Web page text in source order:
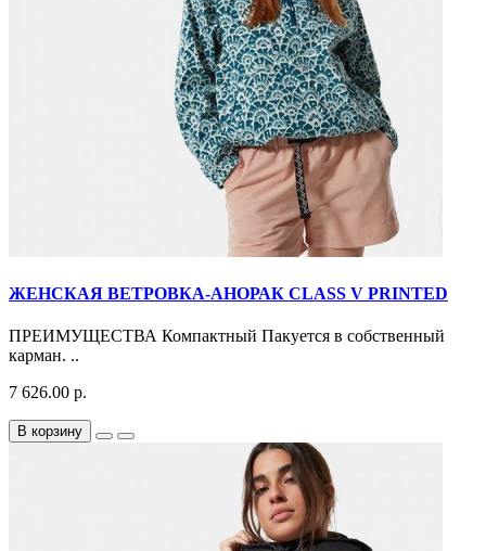
ЖЕНСКАЯ ВЕТРОВКА-АНОРАК CLASS V PRINTED
ПРЕИМУЩЕСТВА Компактный Пакуется в собственный
карман. ..
7 626.00 р.
В корзину